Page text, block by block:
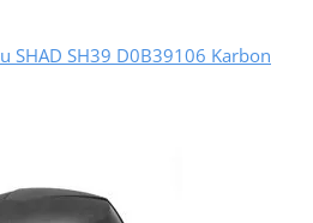
SHAD SH39 D0B39106 Karbon